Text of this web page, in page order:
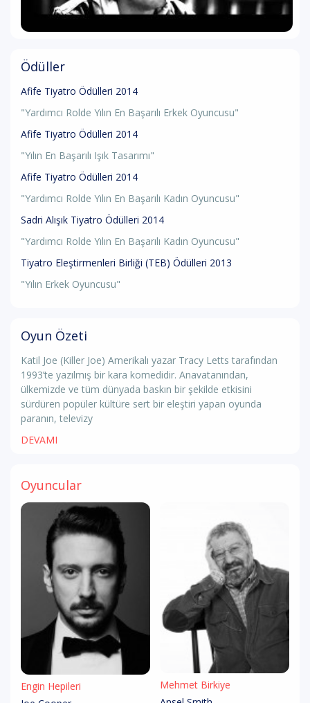
Ödüller
Afife Tiyatro Ödülleri 2014
"Yardımcı Rolde Yılın En Başarılı Erkek Oyuncusu"
Afife Tiyatro Ödülleri 2014
"Yılın En Başarılı Işık Tasarımı"
Afife Tiyatro Ödülleri 2014
"Yardımcı Rolde Yılın En Başarılı Kadın Oyuncusu"
Sadri Alışık Tiyatro Ödülleri 2014
"Yardımcı Rolde Yılın En Başarılı Kadın Oyuncusu"
Tiyatro Eleştirmenleri Birliği (TEB) Ödülleri 2013
"Yılın Erkek Oyuncusu"
Oyun Özeti
Katil Joe (Killer Joe) Amerikalı yazar Tracy Letts tarafından
1993’te yazılmış bir kara komedidir. Anavatanından,
ülkemizde ve tüm dünyada baskın bir şekilde etkisini
sürdüren popüler kültüre sert bir eleştiri yapan oyunda
paranın, televizy
DEVAMI
Oyuncular
Engin Hepileri
Mehmet Birkiye